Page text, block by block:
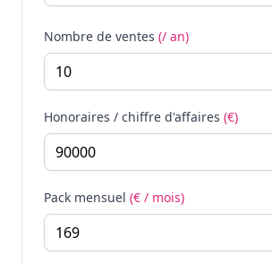
Nombre de ventes (/ an)
Honoraires / chiffre d'affaires (€)
Pack mensuel (€ / mois)